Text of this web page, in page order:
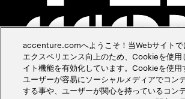
accenture.comへようこそ！当Webサイトで
エクスペリエンス向上のため、Cookieを使用
イト機能を有効化しています。Cookieを使用
ユーザーが容易にソーシャルメディアでコン
する事や、ユーザーが関心を持っているコン